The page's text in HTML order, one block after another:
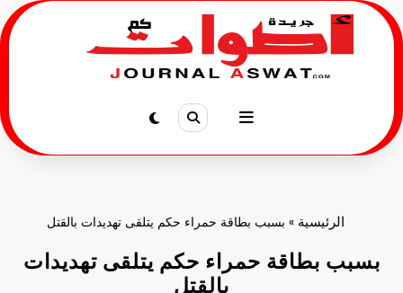
التجاوز
إلى
المحتوى
الرئيسية » بسبب بطاقة حمراء حكم يتلقى تهديدات بالقتل
بسبب بطاقة حمراء حكم يتلقى تهديدات
بالقتل